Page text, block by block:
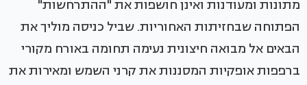
מתונות ומעודנות ואינן חושפות את "ההתרחשות"
הפתוחה שבחזיתות האחוריות. שביל כניסה מוליך את
הבאים אל מבואה חיצונית נעימה תחומה באורח מקורי
ברפפות אופקיות המסננות את קרני השמש ומאירות את